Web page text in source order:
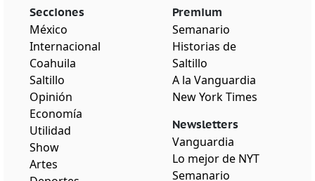
Secciones
México
Internacional
Coahuila
Saltillo
Opinión
Economía
Utilidad
Show
Artes
Premium
Semanario
Historias de
Saltillo
A la Vanguardia
New York Times
Newsletters
Vanguardia
Lo mejor de NYT
Semanario